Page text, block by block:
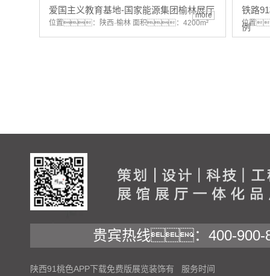
爱国主义教育基地-国家能源集团榆林展厅
位置：陕西·榆林 面积：4200m²
more
铁路
例
位置
贵宾热线：400-900-
陕西91桃色APP下载免费版展览装饰有 服务时间